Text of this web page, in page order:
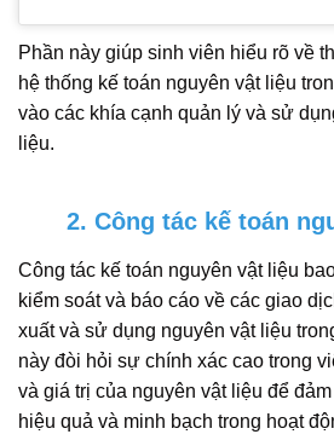
Phần này giúp sinh viên hiểu rõ về
hệ thống kế toán nguyên vật liệu
vào các khía cạnh quản lý và sử
liệu.
2. Công tác kế toán
Công tác kế toán nguyên vật liệu
kiểm soát và báo cáo về các giao
xuất và sử dụng nguyên vật liệu
này đòi hỏi sự chính xác cao trong
và giá trị của nguyên vật liệu để
hiệu quả và minh bạch trong hoạt